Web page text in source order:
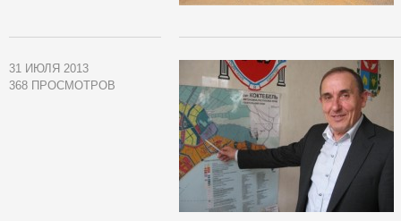
31 ИЮЛЯ 2013
368 ПРОСМОТРОВ